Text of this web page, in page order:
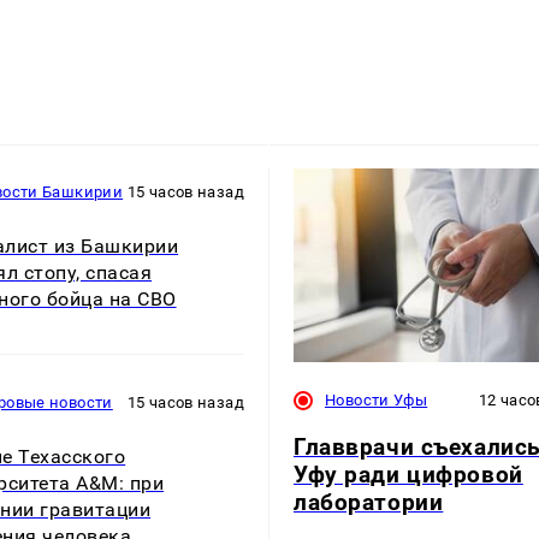
Башкирии 15 часов назад
из Башкирии
стопу, спасая
бойца на СВО
новости 15 часов назад
Техасского
A&M: при
гравитации
Новости Уфы 12
Главврачи
Уфу ради цифровой
лаборатории